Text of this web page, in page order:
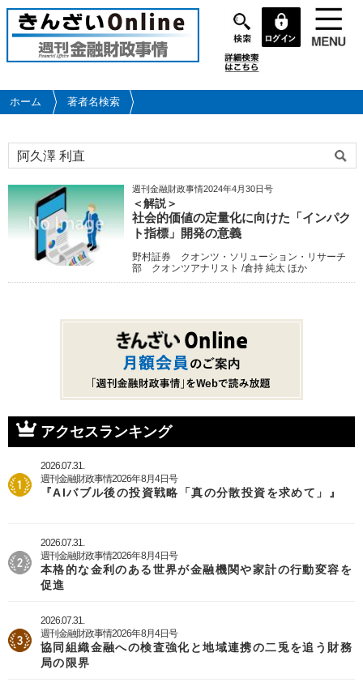
メ
イ
コ
ン
移
動
ホーム 著者名検索
週刊金融財政事情2024年4月30日号
＜解説＞
社会的価値の定量化に向けた「インパク
ト指標」開発の意義
野村証券 クオンツ・ソリューション・リサーチ
部 クオンツアナリスト /倉持 純太 ほか
アクセスランキング
2026.07.31.
週刊金融財政事情2026年8月4日号
『AIバブル後の投資戦略「真の分散投資を求めて」』
2026.07.31.
週刊金融財政事情2026年8月4日号
本格的な金利のある世界が金融機関や家計の行動変容を
促進
2026.07.31.
週刊金融財政事情2026年8月4日号
協同組織金融への検査強化と地域連携の二兎を追う財務
局の限界